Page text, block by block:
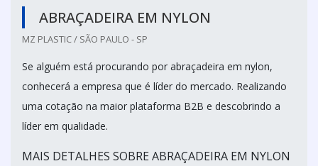
ABRAÇADEIRA EM NYLON
MZ PLASTIC / SÃO PAULO - SP
Se alguém está procurando por abraçadeira em nylon,
conhecerá a empresa que é líder do mercado. Realizando
uma cotação na maior plataforma B2B e descobrindo a
líder em qualidade.
MAIS DETALHES SOBRE ABRAÇADEIRA EM NYLON